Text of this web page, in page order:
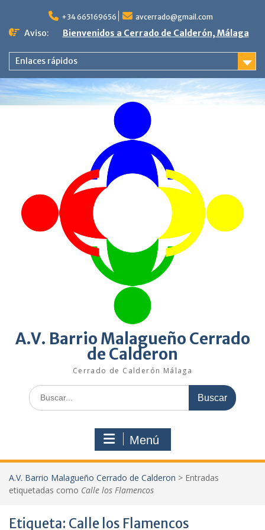
contenido
+34 665169656 avcerrado@gmail.com
Aviso: Bienvenidos a Cerrado de Calderón, Málaga
Enlaces rápidos
A.V. Barrio Malagueño Cerrado
de Calderon
Cerrado de Calderón Málaga
Buscar:
Menú
A.V. Barrio Malagueño Cerrado de Calderon > Entradas
etiquetadas como Calle los Flamencos
Etiqueta: Calle los Flamencos